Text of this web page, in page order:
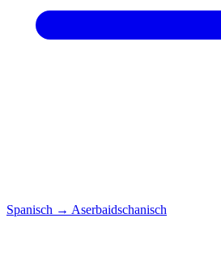
Spanisch → Aserbaidschanisch